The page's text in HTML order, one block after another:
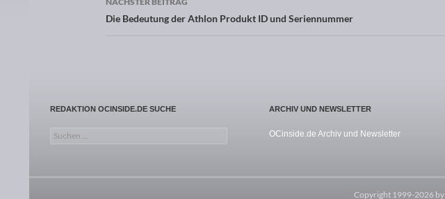
Die Bedeutung der Athlon Produkt ID und Seriennummer
REDAKTION OCINSIDE.DE SUCHE
Suchen nach:
ARCHIV UND NEWSLETTER
OCinside.de Archiv und Newsletter
Copyright 1999-2026 by